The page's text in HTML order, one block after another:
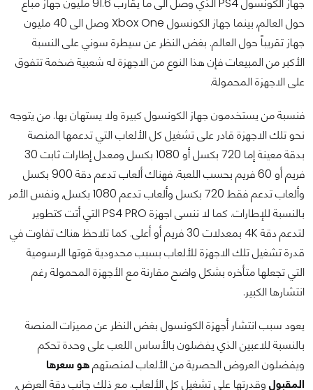
جهاز الكونسول PS4 الذي وصل الى ما يقارب 91.6 مليون جهاز مباع
حول العالم, بينما جهاز الكونسول Xbox One وصل الى 40 مليون
جهاز تقريباً حول العالم. بغض النظر عن سيطرة سوني على النسبة
الأكبر من المبيعات فإن هذا النوع من الاجهزة له شعبية ضخمة تتفوق
على الاجهزة المحمولة.
فنسبة من يستخدمون جهاز الكونسول كبيرة ولا يستهان بها. من يتوجه
نحو تلك الاجهزة قادر على تشغيل كل الألعاب التي تدعمها المنصة
بدقة معينة إما 720 بكسل أو 1080 بكسل ومعدل إطارات ثابت 30
فريم أو 60 فريم بحسب اللعبة. فهناك ألعاب تدعم دقة 900 بكسل
وألعاب تدعم فقط 720 بكسل وألعاب تدعم 1080 بكسل, ونفس الأمر
بالنسبة للإطارات. كما لا ننسى اجهزة PS4 PRO التي أتت كتطوير
لتدعم دقة 4K بمعدلات 30 فريم أو أعلى. كما تلاحظ هناك تفاوت في
قدرة تشغيل تلك الاجهزة للألعاب بسبب محدودية قوتها الرسومية
التي تجعلها متأخره بشكل واضح مقارنة مع الأجهزة المحمولة رغم
انتشارها الكبير.
يعود سبب انتشار أجهزة الكونسول بغض النظر عن مميزات المنصة
بالنسبة للاعبين الذي يفضلون بالأساس اللعب على وحدة تحكم
ويفضلون العروض الحصرية من الألعاب لمنصتهمهو سعرها
المقبول وقدرتها على تشغيل كل الألعاب. مع ذلك جانب دقة العرض,